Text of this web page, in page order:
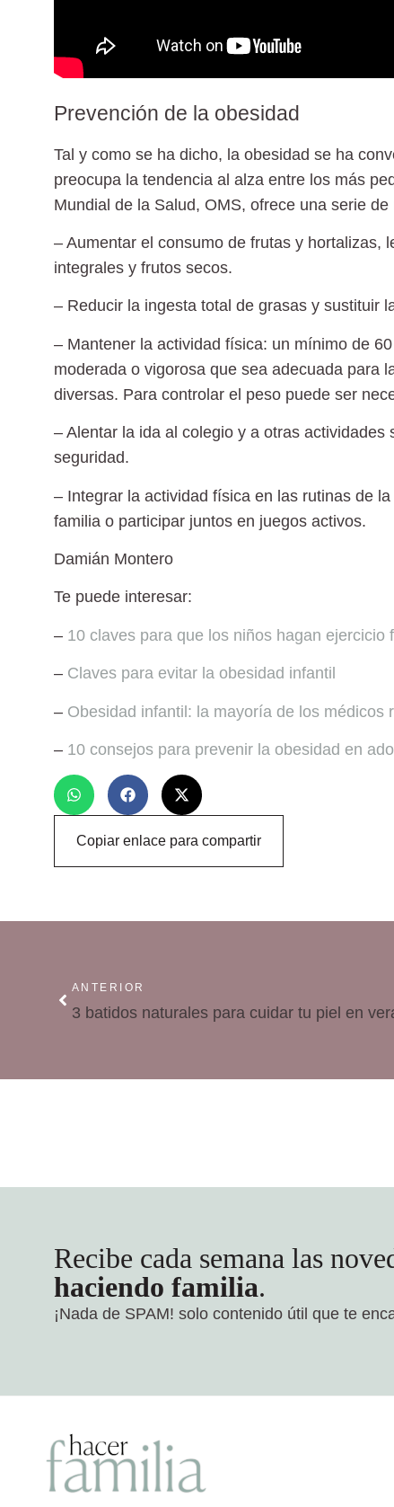
Prevención de la obesidad
Tal y como se ha dicho, la obesidad se ha
preocupa la tendencia al alza entre los más
Mundial de la Salud, OMS, ofrece una serie de
– Aumentar el consumo de frutas y hortalizas,
integrales y frutos secos.
– Reducir la ingesta total de grasas y sustituir
– Mantener la actividad física: un mínimo de
moderada o vigorosa que sea adecuada para
diversas. Para controlar el peso puede ser
– Alentar la ida al colegio y a otras
seguridad.
– Integrar la actividad física en las rutinas de
familia o participar juntos en juegos activos.
Damián Montero
Te puede interesar:
– 10 claves para que los niños hagan ejercicio
– Claves para evitar la obesidad infantil
– Obesidad infantil: la mayoría de los médicos
– 10 consejos para prevenir la obesidad en
Copiar enlace para compartir
ANTERIOR
3 batidos naturales para cuidar tu piel en
Recibe cada semana las
haciendo familia.
¡Nada de SPAM! solo contenido útil que te